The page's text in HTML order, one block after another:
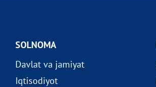
SOLNOMA
Davlat va jamiyat
Iqtisodiyot